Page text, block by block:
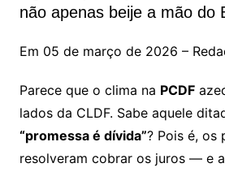
não apenas beije a mão do
Em 05 de março de 2026 –
Parece que o clima na PCDF
lados da CLDF. Sabe aquele
“promessa é dívida”? Pois é, os
resolveram cobrar os juros — e